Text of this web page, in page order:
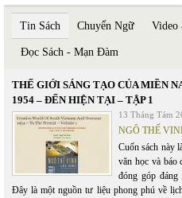
Tin Sách Chuyển Ngữ Video
Đọc Sách - Mạn Đàm
THẾ GIỚI SÁNG TẠO CỦA MIỀN
1954 – ĐẾN HIỆN TẠI – TẬP 1
13 Tháng Tám
NGÔ THẾ
Cuốn sách này
văn học và báo
đóng góp đáng
Đây là một nguồn tư liệu phong phú về